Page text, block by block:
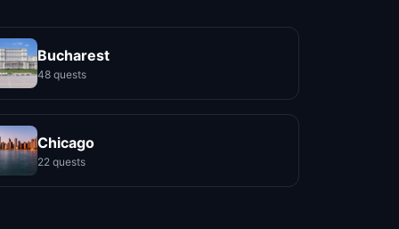
Bucharest
48 quests
Chicago
22 quests